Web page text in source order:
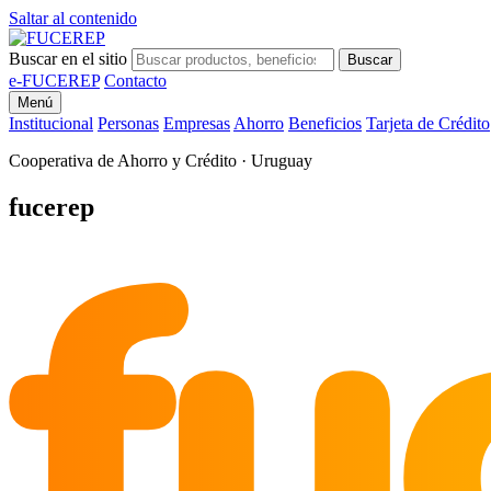
Saltar al contenido
Buscar en el sitio Buscar
e-FUCEREP Contacto
Menú
Institucional Personas Empresas Ahorro Beneficios Tarjeta de Crédito
Cooperativa de Ahorro y Crédito · Uruguay
fucerep